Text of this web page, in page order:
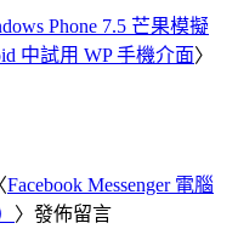
Phone 7.5 芒果模擬
中試用 WP 手機介面〉
Facebook Messenger 電腦
〉發佈留言